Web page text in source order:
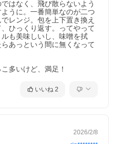
はなく、飛び散らないよう
うに。一番簡単なのが二つ
レンジ。包を上下置き換え
ひっくり返す。ってやって
も美味しいし、味噌を拭
あっという間に無くなって
多いけど、満足！
いいね 2
2026/2/8